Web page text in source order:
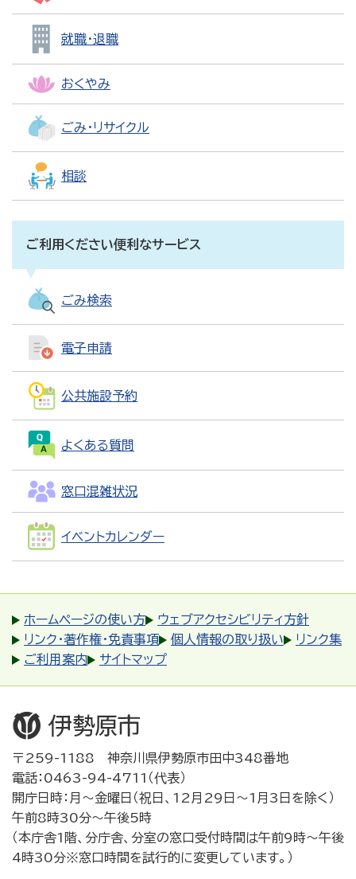
就職・退職
おくやみ
ごみ・リサイクル
相談
ご利用ください便利なサービス
ごみ検索
電子申請
公共施設予約
よくある質問
窓口混雑状況
イベントカレンダー
ホームページの使い方
ウェブアクセシビリティ方針
リンク・著作権・免責事項
個人情報の取り扱い
リンク集
ご利用案内
サイトマップ
〒259-1188 神奈川県伊勢原市田中348番地
電話：0463-94-4711（代表）
開庁日時：月～金曜日（祝日、12月29日～1月3日を除く）
午前8時30分～午後5時
（本庁舎1階、分庁舎、分室の窓口受付時間は午前9時～午後
4時30分※窓口時間を試行的に変更しています。）